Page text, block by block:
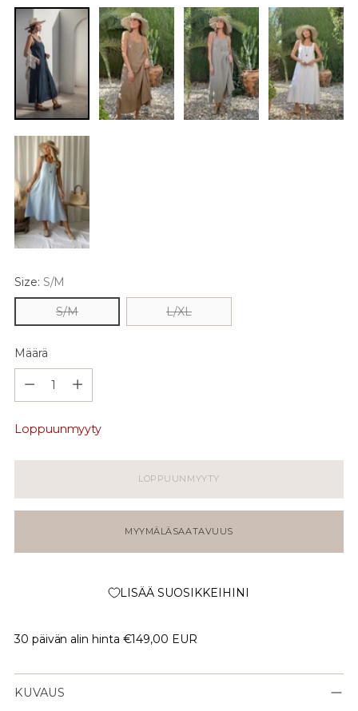
Size: S/M
S/M L/XL
Määrä
Loppuunmyyty
LOPPUUNMYYTY
MYYMÄLÄSAATAVUUS
LISÄÄ SUOSIKKEIHINI
30 päivän alin hinta €149,00 EUR
KUVAUS